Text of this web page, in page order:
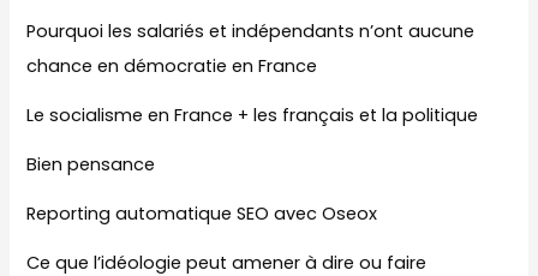
Pourquoi les salariés et indépendants n’ont aucune
chance en démocratie en France
Le socialisme en France + les français et la politique
Bien pensance
Reporting automatique SEO avec Oseox
Ce que l’idéologie peut amener à dire ou faire